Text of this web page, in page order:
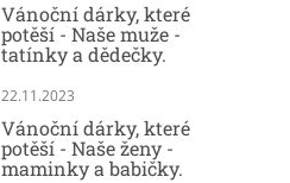
Vánoční dárky, které
potěší - Naše muže -
tatínky a dědečky.
22.11.2023
Vánoční dárky, které
potěší - Naše ženy -
maminky a babičky.